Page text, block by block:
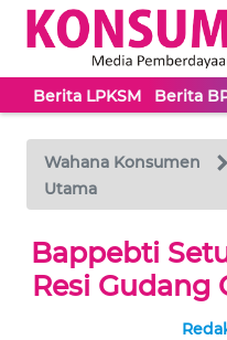
Berita LPKSM Berita
Wahana Konsumen
Utama
Bappebti
Resi Gudang
TV
Tutup
LPKSM